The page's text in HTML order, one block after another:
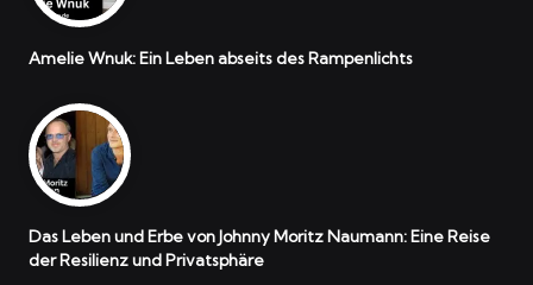
Amelie Wnuk: Ein Leben abseits des Rampenlichts
Das Leben und Erbe von Johnny Moritz Naumann: Eine Reise
der Resilienz und Privatsphäre